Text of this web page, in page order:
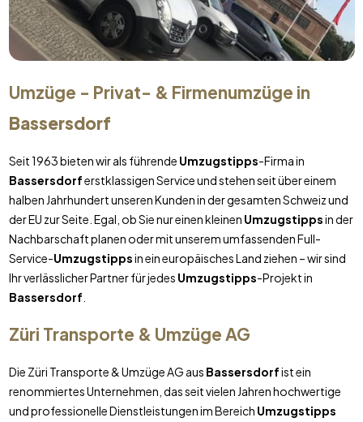
Umzüge - Privat- & Firmenumzüge in
Bassersdorf
Seit 1963 bieten wir als führende Umzugstipps-Firma in
Bassersdorferstklassigen Service und stehen seit über einem
halben Jahrhundert unseren Kunden in der gesamten Schweiz und
der EU zur Seite. Egal, ob Sie nur einen kleinen Umzugstippsin der
Nachbarschaft planen oder mit unserem umfassenden Full-
Service-Umzugstippsin ein europäisches Land ziehen – wir sind
Ihr verlässlicher Partner für jedes Umzugstipps-Projekt in
Bassersdorf
Züri Transporte & Umzüge AG
Die Züri Transporte & Umzüge AG aus Bassersdorfist ein
renommiertes Unternehmen, das seit vielen Jahren hochwertige
und professionelle Dienstleistungen im Bereich Umzugstipps